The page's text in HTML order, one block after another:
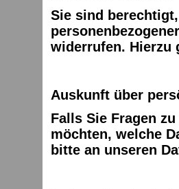
Sie sind
widerrufen. Hierzu
Auskunft über
Falls Sie Fragen
möchten, welche
bitte an unseren